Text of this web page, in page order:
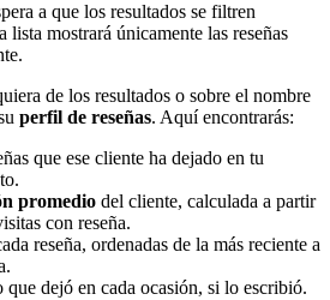
a que los resultados se filtren
lista mostrará únicamente las reseñas
de los resultados o sobre el nombre
perfil de reseñas. Aquí encontrarás:
que ese cliente ha dejado en tu
promedio del cliente, calculada a partir
con reseña.
reseña, ordenadas de la más reciente a
que dejó en cada ocasión, si lo escribió.